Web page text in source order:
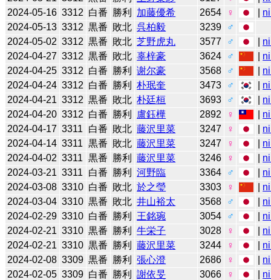
2024-05-16 3312 白番 勝利 加藤優希 2654 ♀
2024-05-13 3312 黒番 敗北 呉柏毅 3239
♂
2024-05-02 3312 黒番 敗北 芝野虎丸 3577 ♂
2024-04-27 3312 黒番 敗北 辜梓豪 3624 ♂
2024-04-25 3312 白番 勝利 谢尔豪 3568 ♂
2024-04-24 3312 白番 勝利 朴珉奎 3473 ♂
2024-04-21 3312 黒番 敗北 朴廷桓 3693 ♂
2024-04-20 3312 白番 勝利 盧鈺樺 2892 ♀
2024-04-17 3311 白番 敗北 藤沢里菜 3247 ♀
2024-04-14 3311 黒番 敗北 藤沢里菜 3247 ♀
2024-04-02 3311 黒番 勝利 藤沢里菜 3246 ♀
2024-03-21 3311 白番 勝利 河野臨 3364 ♂
2024-03-08 3310 白番 敗北 於之瑩 3303 ♀
2024-03-04 3310 黒番 敗北 井山裕太 3568 ♂
2024-02-29 3310 白番 勝利 王銘琬 3054 ♂
2024-02-21 3310 黒番 勝利 牛栄子 3028 ♀
2024-02-21 3310 黒番 勝利 藤沢里菜 3244 ♀
2024-02-08 3309 黒番 勝利 張心澄 2686 ♀
2024-02-05 3309 白番 勝利 謝依旻 3066 ♀